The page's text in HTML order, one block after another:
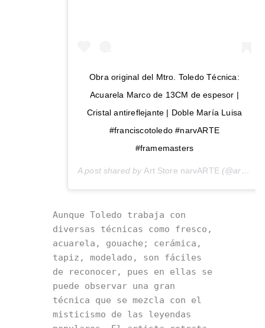
Obra original del Mtro. Toledo Técnica:
Acuarela Marco de 13CM de espesor |
Cristal antireflejante | Doble María Luisa
#franciscotoledo #narvARTE
#framemasters
A post shared by Art Store narvARTE(@artstorenarvarte) on
Aunque Toledo trabaja con
diversas técnicas como fresco,
acuarela, gouache; cerámica,
tapiz, modelado, son fáciles
de reconocer, pues en ellas se
puede observar una gran
técnica que se mezcla con el
misticismo de las leyendas